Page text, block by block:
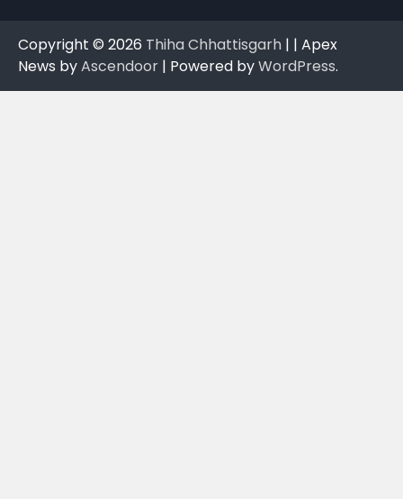
Copyright © 2026 Thiha Chhattisgarh | | Apex
News byAscendoor | Powered byWordPress.